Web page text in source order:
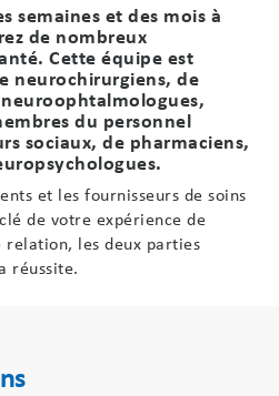
semaines et des mois à
de nombreux
Cette équipe est
neurochirurgiens, de
du personnel
sociaux, de pharmaciens,
et les fournisseurs de soins
de votre expérience de
relation, les deux parties
réussite.